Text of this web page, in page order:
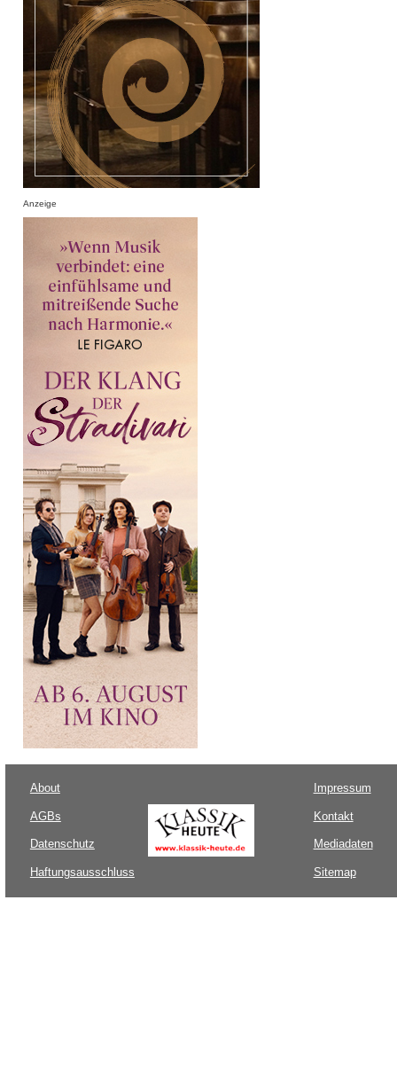
Anzeige
About
AGBs
Datenschutz
Haftungsausschluss
Impressum
Kontakt
Mediadaten
Sitemap